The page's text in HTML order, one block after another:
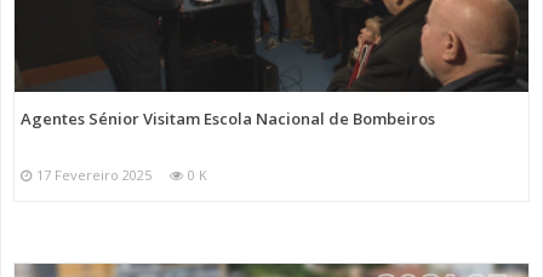
Agentes Sénior Visitam Escola Nacional de Bombeiros
17 Fevereiro 2025 0 K